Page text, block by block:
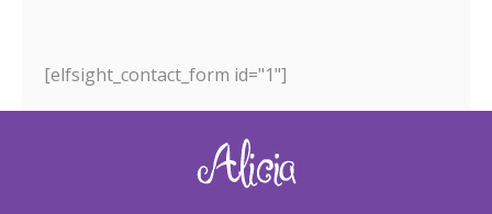
[elfsight_contact_form id="1"]